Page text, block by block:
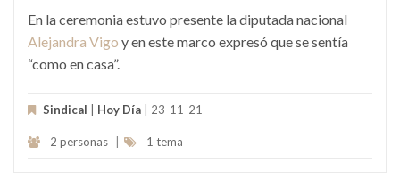
En la ceremonia estuvo presente la diputada nacional
Alejandra Vigo y en este marco expresó que se sentía
“como en casa”.
Sindical Hoy Día | 23-11-21
2 personas 1 tema